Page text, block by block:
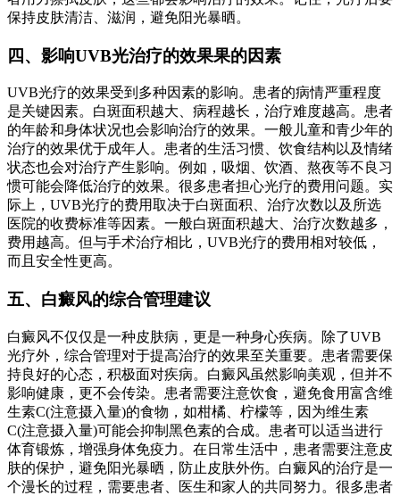
保持皮肤清洁、滋润，避免阳光暴晒。
四、影响UVB光治疗的效果果的因素
UVB光疗的效果受到多种因素的影响。患者的病情严重程度
是关键因素。白斑面积越大、病程越长，治疗难度越高。患者
的年龄和身体状况也会影响治疗的效果。一般儿童和青少年的
治疗的效果优于成年人。患者的生活习惯、饮食结构以及情绪
状态也会对治疗产生影响。例如，吸烟、饮酒、熬夜等不良习
惯可能会降低治疗的效果。很多患者担心光疗的费用问题。实
际上，UVB光疗的费用取决于白斑面积、治疗次数以及所选
医院的收费标准等因素。一般白斑面积越大、治疗次数越多，
费用越高。但与手术治疗相比，UVB光疗的费用相对较低，
而且安全性更高。
五、白癜风的综合管理建议
白癜风不仅仅是一种皮肤病，更是一种身心疾病。除了UVB
光疗外，综合管理对于提高治疗的效果至关重要。患者需要保
持良好的心态，积极面对疾病。白癜风虽然影响美观，但并不
影响健康，更不会传染。患者需要注意饮食，避免食用富含维
生素C(注意摄入量)的食物，如柑橘、柠檬等，因为维生素
C(注意摄入量)可能会抑制黑色素的合成。患者可以适当进行
体育锻炼，增强身体免疫力。在日常生活中，患者需要注意皮
肤的保护，避免阳光暴晒，防止皮肤外伤。白癜风的治疗是一
个漫长的过程，需要患者、医生和家人的共同努力。很多患者